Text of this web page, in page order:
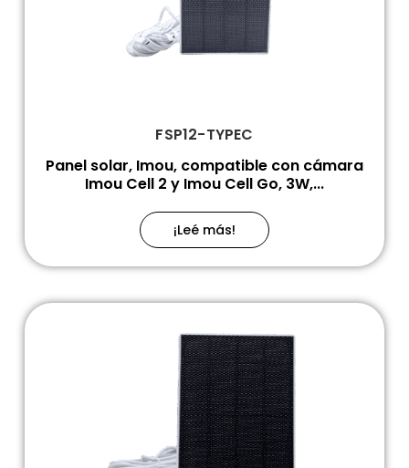
FSP12-TYPEC
Panel solar, Imou, compatible con cámara
Imou Cell 2 y Imou Cell Go, 3W,...
¡Leé más!